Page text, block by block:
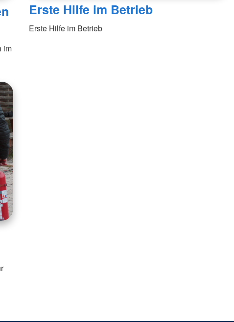
im
Erste Hilfe im Betrieb
Erste Hilfe im Betrieb